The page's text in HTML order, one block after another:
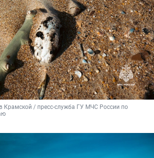
Крамской / пресс-служба ГУ МЧС России по